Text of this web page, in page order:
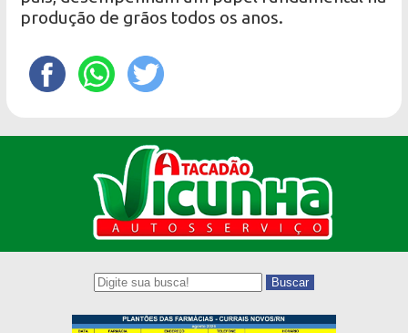
produção de grãos todos os anos.
Buscar